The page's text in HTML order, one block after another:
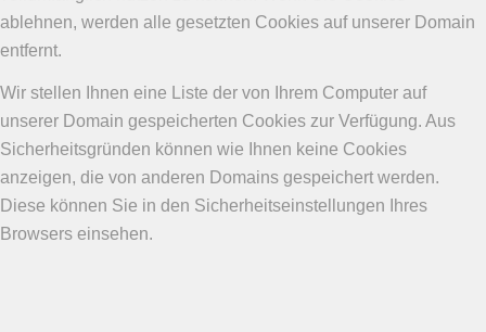
ablehnen, werden alle gesetzten Cookies auf unserer Domain
entfernt.
Wir stellen Ihnen eine Liste der von Ihrem Computer auf
unserer Domain gespeicherten Cookies zur Verfügung. Aus
Sicherheitsgründen können wie Ihnen keine Cookies
anzeigen, die von anderen Domains gespeichert werden.
Diese können Sie in den Sicherheitseinstellungen Ihres
Browsers einsehen.